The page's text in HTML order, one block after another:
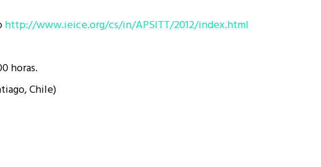
http://www.ieice.org/cs/in/APSITT/2012/index.html
horas.
Chile)